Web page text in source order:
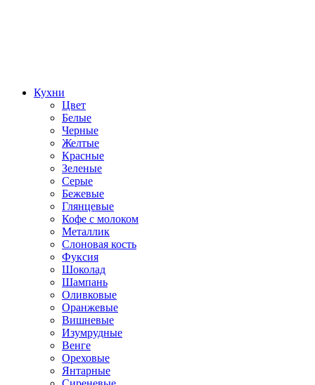
Кухни
Цвет
Белые
Черные
Желтые
Красные
Зеленые
Серые
Бежевые
Глянцевые
Кофе с молоком
Металлик
Слоновая кость
Фуксия
Шоколад
Шампань
Оливковые
Оранжевые
Вишневые
Изумрудные
Венге
Ореховые
Янтарные